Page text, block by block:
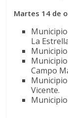
Martes 14 de
La
Municipio
Campo
Vicente.